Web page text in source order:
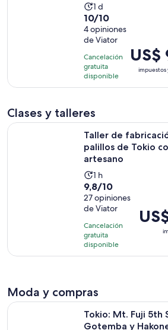
La
actividad
dura
1
día
1 d
10.0
de
10
con
4
opiniones
10/10
4 opiniones
de Viator
Cancelación
gratuita
disponible
El
precio
es
de
adulto
US$
impuestos
Clases y talleres
Taller de
palillos de Tokio
artesano
La
actividad
dura
1
hora
1 h
9.8
de
10
con
27
opiniones
9,8/10
27 opiniones
de Viator
Cancelación
gratuita
disponible
El
precio
Taller de fabricación de palillos de
Moda y compras
Tokio: Mt. Fuji 5th
Gotemba y
Tokio: Mt. Fuji 5th St, Gotemba y